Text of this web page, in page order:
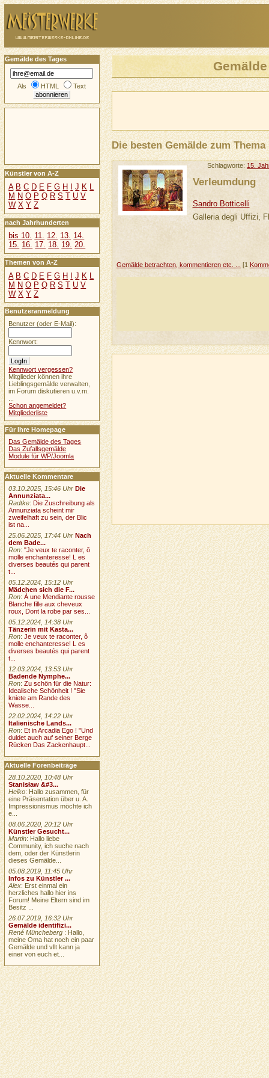
Die besten Gemälde zum Thema
Schlagworte: 15.
Verleumdung
Sandro Botticelli
Galleria degli Uffizi,
Gemälde betrachten, kommentieren etc. ... [1
Gemälde des Tages
Als HTML Text
Künstler von A-Z
A B C D E F G H J K L
M N O P Q R S T U V
W X Y Z
nach Jahrhunderten
bis 10. 11. 12. 13. 14.
15. 16. 17. 18. 19. 20.
Themen von A-Z
A B C D E F G H I J K L
M N O P Q R S T U V
W X Y Z
Benutzeranmeldung
Benutzer (oder E-Mail):
Kennwort:
Kennwort vergessen?
Mitglieder können ihre
Lieblingsgemälde verwalten,
im Forum diskutieren u.v.m.
Schon angemeldet?
Mitgliederliste
Für Ihre Homepage
Das Gemälde des Tages
Das Zufallsgemälde
Module für WP/Joomla
Aktuelle Kommentare
03.10.2025, 15:46 Uhr Die
Annunziata...
Radtke: Die Zuschreibung als
Annunziata scheint mir
zweifelhaft zu sein, der Blic
ist na...
25.06.2025, 17:44 Uhr Nach
dem Bade...
Ron:"Je veux te raconter, ô
molle enchanteresse! L es
diverses beautés qui parent
t...
05.12.2024, 15:12 Uhr
Mädchen sich die F...
Ron:À une Mendiante rousse
Blanche fille aux cheveux
roux, Dont la robe par ses...
05.12.2024, 14:38 Uhr
Tänzerin mit Kasta...
Ron:Je veux te raconter, ô
molle enchanteresse! L es
diverses beautés qui parent
t...
12.03.2024, 13:53 Uhr
Badende Nymphe...
Ron:Zu schön für die Natur:
Idealische Schönheit ! "Sie
kniete am Rande des
Wasse...
22.02.2024, 14:22 Uhr
Italienische Lands...
Ron:Et in Arcadia Ego ! "Und
duldet auch auf seiner Berge
Rücken Das Zackenhaupt...
Aktuelle Forenbeiträge
28.10.2020, 10:48 Uhr
Stanisław &#3...
Heiko: Hallo zusammen, für
eine Präsentation über u. A.
Impressionismus möchte ich
e...
08.06.2020, 20:12 Uhr
Künstler Gesucht...
Martin: Hallo liebe
Community, ich suche nach
dem, oder der Künstlerin
dieses Gemälde...
05.08.2019, 11:45 Uhr
Infos zu Künstler ...
Alex: Erst einmal ein
herzliches hallo hier ins
Forum! Meine Eltern sind im
Besitz ...
26.07.2019, 16:32 Uhr
Gemälde identifizi...
René Müncheberg : Hallo,
meine Oma hat noch ein paar
Gemälde und vllt kann ja
einer von euch et...